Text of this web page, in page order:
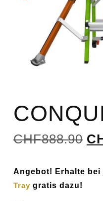
CHF888.90
Angebot! Erhalte
Tray gratis dazu!